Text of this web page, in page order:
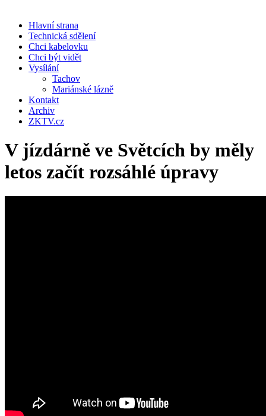
Hlavní strana
Technická sdělení
Chci kabelovku
Chci být vidět
Vysílání
Tachov
Mariánské lázně
Kontakt
Archiv
ZKTV.cz
V jízdárně ve Světcích by měly
letos začít rozsáhlé úpravy